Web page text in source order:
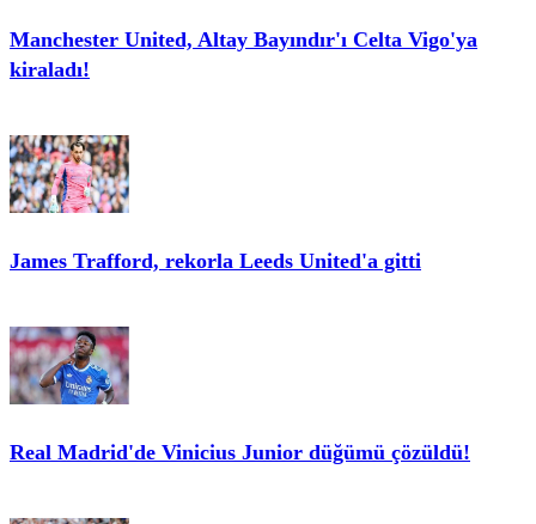
Manchester United, Altay Bayındır'ı Celta Vigo'ya
kiraladı!
James Trafford, rekorla Leeds United'a gitti
Real Madrid'de Vinicius Junior düğümü çözüldü!